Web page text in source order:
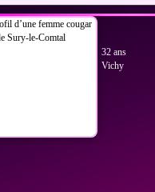
32 ans
Vichy